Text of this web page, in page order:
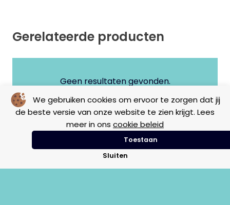
We gebruiken cookies om ervoor te zorgen dat jij
de beste versie van onze website te zien krijgt. Lees
meer in ons cookie beleid
Toestaan
Sluiten
Gerelateerde producten
Geen resultaten gevonden.